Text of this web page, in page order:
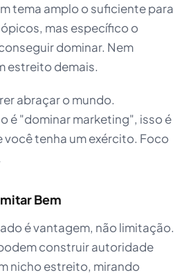
tema amplo o suficiente para
mas específico o
dominar. Nem
estreito demais.
abraçar o mundo.
é "dominar marketing", isso é
você tenha um exército. Foco
Bem
é vantagem, não limitação.
construir autoridade
nicho estreito, mirando